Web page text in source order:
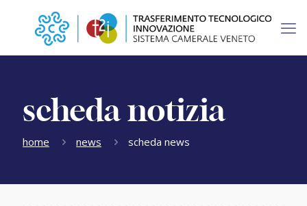
scheda notizia
home news scheda news